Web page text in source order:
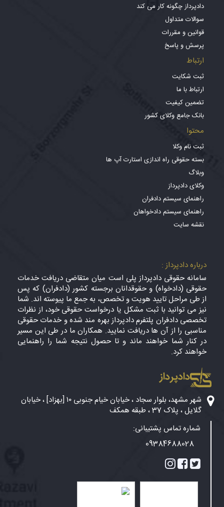
دادپرداز چگونه کار می کند
سوالات متداول
قوانین و مقررات
پرسش و پاسخ
ارتباط
ثبت شکایت
ارتباط با ما
تضمین کیفیت
بانک جامع وکلای کشور
محتوا
ثبت نام وکلا
بسته حقوقی راه اندازی استارت آپ ها
وبلاگ
وکلای دادپرداز
راهنمای سیستم دادفران
راهنمای سیستم دادخواهان
نقشه سایت
درباره دادپرداز :
سامانه حقوقی دادپرداز پلی است میان متقاضی دریافت خدمات
حقوقی (دادخواه) و حقوقدانان برجسته کشور (دادفران) که پس
از طی مراحل تایید هویت و تخصص، به جمع ما پیوسته اند. شما
نیز می توانید با ثبت مشکل یا درخواست حقوقی خود، از نظرات
تخصصی دادفران پلتفرم دادپرداز بهره مند شده و خدمات حقوقی
مناسبی را از آن ها دریافت نمایید. همکاران ما در طی این مسیر
در کنار شما خواهند ماند و تا حصول نتیجه شما را راهنمایی
خواهند کرد.
دادپرداز
شهر مشهد، بلوار سجاد ، خیابان خیام جنوبی ۱۰ [بهزاد] ، خیابان
گلایل ، پلاک 37 ، طبقه همکف
شماره تماس پشتیبانی:
09384688028